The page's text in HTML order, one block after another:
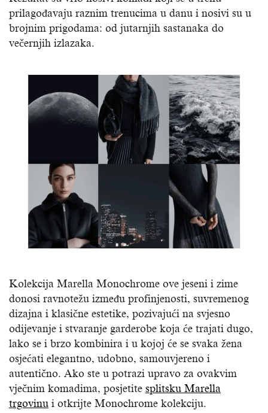
prilagođavaju raznim trenucima u danu i nosivi su u
brojnim prigodama: od jutarnjih sastanaka do
večernjih izlazaka.
Kolekcija Marella Monochrome ove jeseni i zime
donosi ravnotežu između profinjenosti, suvremenog
dizajna i klasične estetike, pozivajući na svjesno
odijevanje i stvaranje garderobe koja će trajati dugo,
lako se i brzo kombinira i u kojoj će se svaka žena
osjećati elegantno, udobno, samouvjereno i
autentično. Ako ste u potrazi upravo za ovakvim
vječnim komadima, posjetite splitsku Marella
trgovinu i otkrijte Monochrome kolekciju.